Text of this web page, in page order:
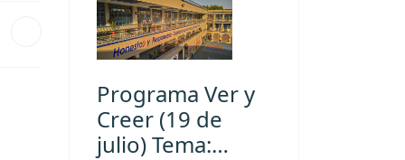
Programa Ver y
Creer (19 de
julio) Tema:…